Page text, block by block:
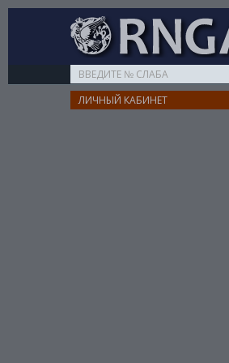
your
search
ЛИЧНЫЙ КАБИНЕТ